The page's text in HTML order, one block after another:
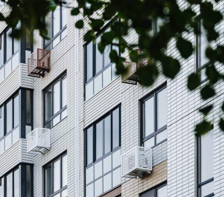
Цена за помещение
703 100 руб.
О помещении